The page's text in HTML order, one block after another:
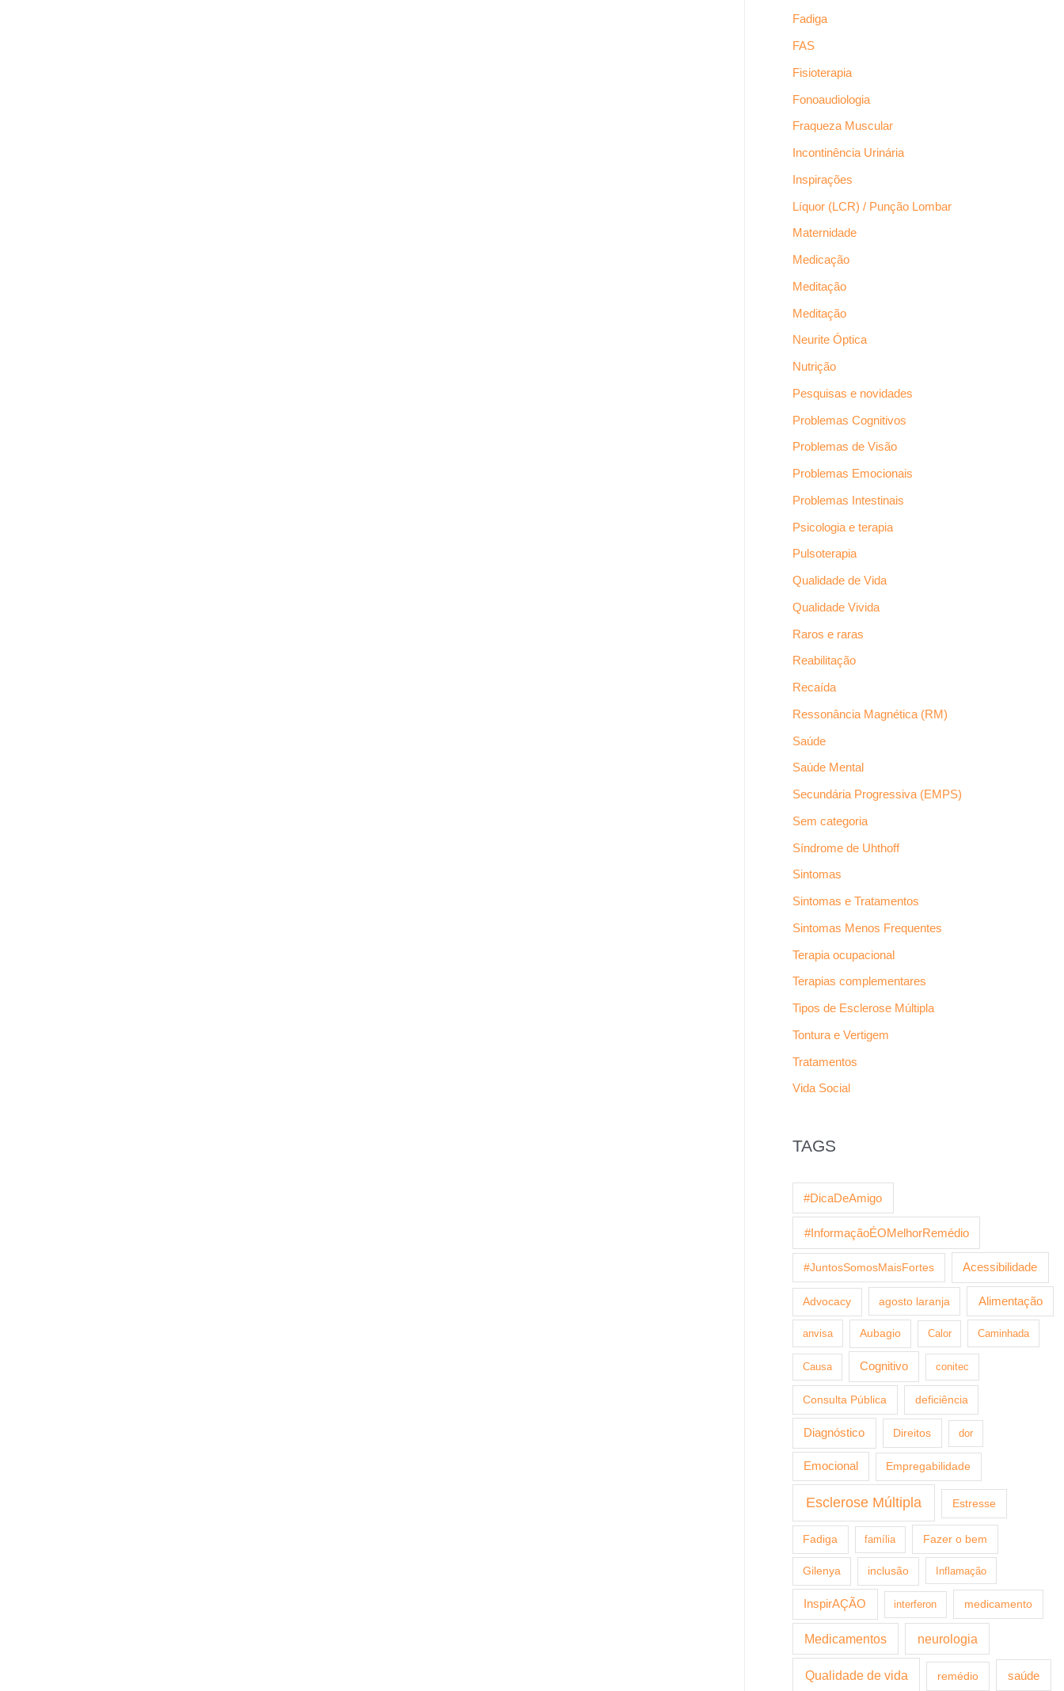
Fadiga
FAS
Fisioterapia
Fonoaudiologia
Fraqueza Muscular
Incontinência Urinária
Inspirações
Líquor (LCR) / Punção Lombar
Maternidade
Medicação
Meditação
Meditação
Neurite Óptica
Nutrição
Pesquisas e novidades
Problemas Cognitivos
Problemas de Visão
Problemas Emocionais
Problemas Intestinais
Psicologia e terapia
Pulsoterapia
Qualidade de Vida
Qualidade Vivida
Raros e raras
Reabilitação
Recaída
Ressonância Magnética (RM)
Saúde
Saúde Mental
Secundária Progressiva (EMPS)
Sem categoria
Síndrome de Uhthoff
Sintomas
Sintomas e Tratamentos
Sintomas Menos Frequentes
Terapia ocupacional
Terapias complementares
Tipos de Esclerose Múltipla
Tontura e Vertigem
Tratamentos
Vida Social
TAGS
#DicaDeAmigo
#InformaçãoÉOMelhorRemédio
#JuntosSomosMaisFortes Acessibilidade
Advocacy agosto laranja Alimentação
anvisa Aubagio Calor Caminhada
Causa Cognitivo conitec
Consulta Pública deficiência
Diagnóstico Direitos dor
Emocional Empregabilidade
Esclerose Múltipla Estresse
Fadiga família Fazer o bem
Gilenya inclusão Inflamação
InspirAÇÃO interferon medicamento
Medicamentos neurologia
Qualidade de vida remédio saúde